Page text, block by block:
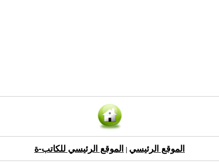
الموقع الرئيسي الموقع الرئيسي للكاتب-ة